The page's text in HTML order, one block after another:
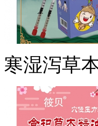
寒湿泻草